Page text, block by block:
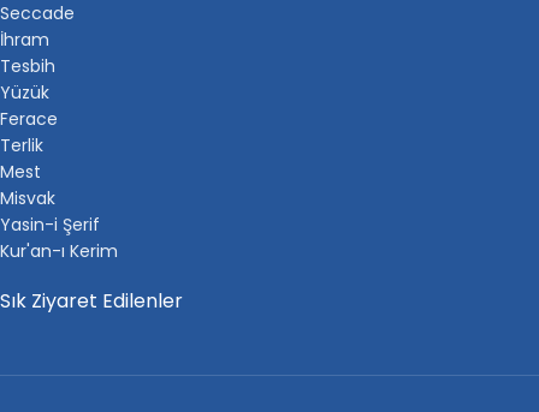
Seccade
İhram
Tesbih
Yüzük
Ferace
Terlik
Mest
Misvak
Yasin-i Şerif
Kur'an-ı Kerim
Sık Ziyaret Edilenler